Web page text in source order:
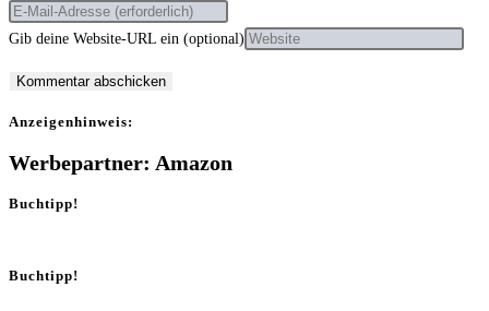
Gib deine Website-URL ein (optional)
Anzei­gen­hin­weis:
Werbepartner: Amazon
Buchtipp!
Buchtipp!